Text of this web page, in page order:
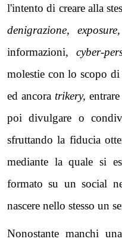
l'intento di creare alla
denigrazione,
informazioni, cyber-
molestie con lo scopo di
ed ancora trikery,
poi divulgare o
sfruttando la fiducia
mediante la quale si
formato su un social
nascere nello stesso un
Nonostante manchi